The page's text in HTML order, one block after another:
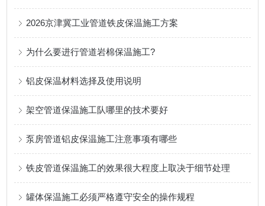
2026京津冀工业管道铁皮保温施工方案
为什么要进行管道岩棉保温施工?
铝皮保温材料选择及使用说明
架空管道保温施工队哪里的技术要好
泵房管道铝皮保温施工注意事项有哪些
铁皮管道保温施工的效果很大程度上取决于细节处理
罐体保温施工必须严格遵守安全的操作规程